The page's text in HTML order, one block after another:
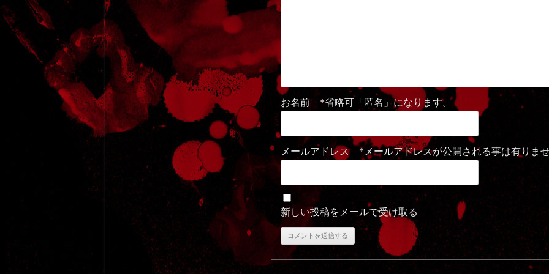
お名前 *省略可「匿名」になります。
メールアドレス *メールアドレスが公開される事は有りま
新しい投稿をメールで受け取る